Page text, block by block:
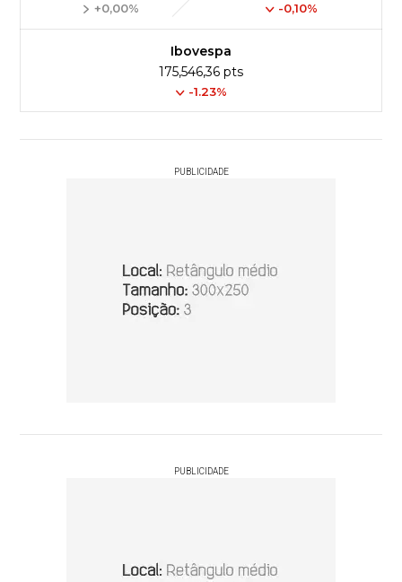
+0,00% -0,10%
Ibovespa
175,546,36 pts
-1.23%
PUBLICIDADE
PUBLICIDADE